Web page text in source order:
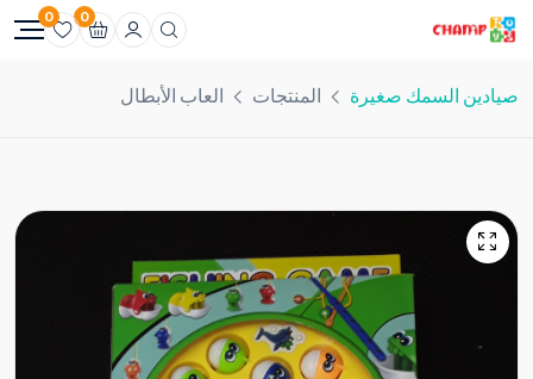
0
0
صيادين السمك صغيرة المنتجات العاب الأبطال